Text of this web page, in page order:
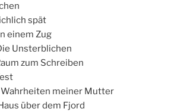
spät
einem Zug
Unsterblichen
zum Schreiben
meiner Mutter
über dem Fjord